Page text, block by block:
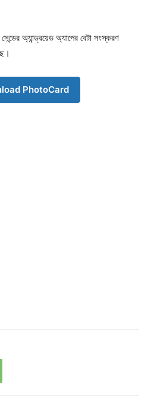
অ্যান্ড্রয়েড অ্যাপের বেটা সংস্করণ
PhotoCard